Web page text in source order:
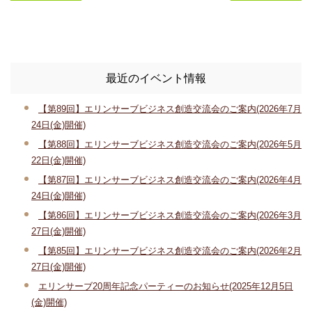
最近のイベント情報
【第89回】エリンサーブビジネス創造交流会のご案内(2026年7月
24日(金)開催)
【第88回】エリンサーブビジネス創造交流会のご案内(2026年5月
22日(金)開催)
【第87回】エリンサーブビジネス創造交流会のご案内(2026年4月
24日(金)開催)
【第86回】エリンサーブビジネス創造交流会のご案内(2026年3月
27日(金)開催)
【第85回】エリンサーブビジネス創造交流会のご案内(2026年2月
27日(金)開催)
エリンサーブ20周年記念パーティーのお知らせ(2025年12月5日
(金)開催)